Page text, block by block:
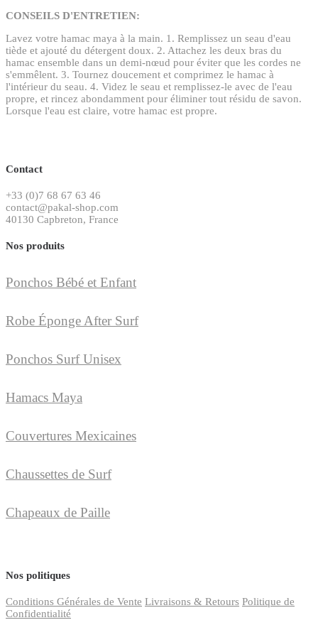
CONSEILS D'ENTRETIEN:
Lavez votre hamac maya à la main. 1. Remplissez un seau d'eau
tiède et ajouté du détergent doux. 2. Attachez les deux bras du
hamac ensemble dans un demi-nœud pour éviter que les cordes ne
s'emmêlent. 3. Tournez doucement et comprimez le hamac à
l'intérieur du seau. 4. Videz le seau et remplissez-le avec de l'eau
propre, et rincez abondamment pour éliminer tout résidu de savon.
Lorsque l'eau est claire, votre hamac est propre.
Contact
+33 (0)7 68 67 63 46
contact@pakal-shop.com
40130 Capbreton, France
Nos produits
Ponchos Bébé et Enfant
Robe Éponge After Surf
Ponchos Surf Unisex
Hamacs Maya
Couvertures Mexicaines
Chaussettes de Surf
Chapeaux de Paille
Nos politiques
Conditions Générales de Vente Livraisons & Retours Politique de
Confidentialité